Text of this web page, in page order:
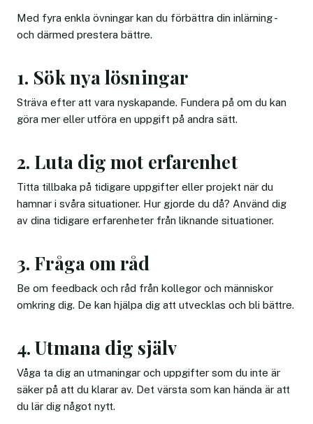
Med fyra enkla övningar kan du förbättra din inlärning -
och därmed prestera bättre.
1. Sök nya lösningar
Sträva efter att vara nyskapande. Fundera på om du kan
göra mer eller utföra en uppgift på andra sätt.
2. Luta dig mot erfarenhet
Titta tillbaka på tidigare uppgifter eller projekt när du
hamnar i svåra situationer. Hur gjorde du då? Använd dig
av dina tidigare erfarenheter från liknande situationer.
3. Fråga om råd
Be om feedback och råd från kollegor och människor
omkring dig. De kan hjälpa dig att utvecklas och bli bättre.
4. Utmana dig själv
Våga ta dig an utmaningar och uppgifter som du inte är
säker på att du klarar av. Det värsta som kan hända är att
du lär dig något nytt.